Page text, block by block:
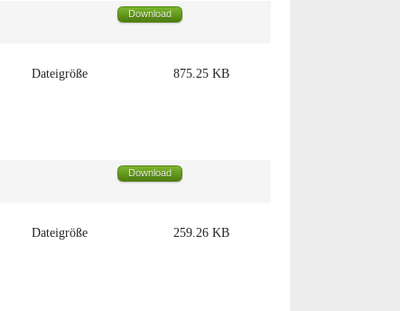
Download
Dateigröße 875.25 KB
Download
Dateigröße 259.26 KB